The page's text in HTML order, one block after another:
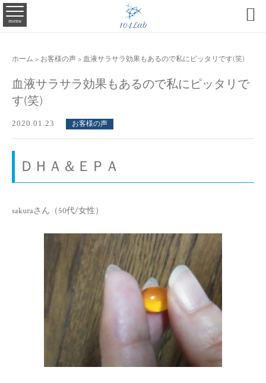
menu 
ホーム > お客様の声 > 血液サラサラ効果もあるので私にピッタリです(笑)
血液サラサラ効果もあるので私にピッタリで
す(笑)
2020.01.23 お客様の声
ＤＨＡ＆ＥＰＡ
sakuraさん（50代/女性）